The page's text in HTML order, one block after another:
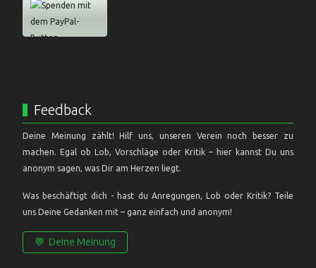
Feedback
Deine Meinung zählt! Hilf uns, unseren Verein noch besser zu
machen. Egal ob Lob, Vorschläge oder Kritik – hier kannst Du uns
anonym sagen, was Dir am Herzen liegt.
Was beschäftigt dich - hast du Anregungen, Lob oder Kritik? Teile
uns Deine Gedanken mit – ganz einfach und anonym!
💬 Deine Meinung